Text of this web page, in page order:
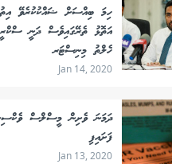
ހިމަ ބިއްސަށް ޝައްކުކުރެވޭ
އަތޮޅު ތެރޭގައިވެސް ދަނީ
ހެލްތު މިނިސްޓަރ
Jan 14, 2020
ދަމަނަ ވެށިން މީސްލްސް
ފަށައިފި
Jan 13, 2020